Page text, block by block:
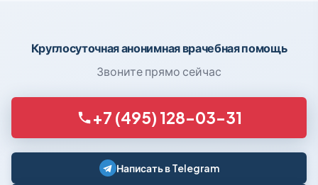
Круглосуточная анонимная врачебная помощь
Звоните прямо сейчас
+7 (495) 128-03-31
Написать в Telegram